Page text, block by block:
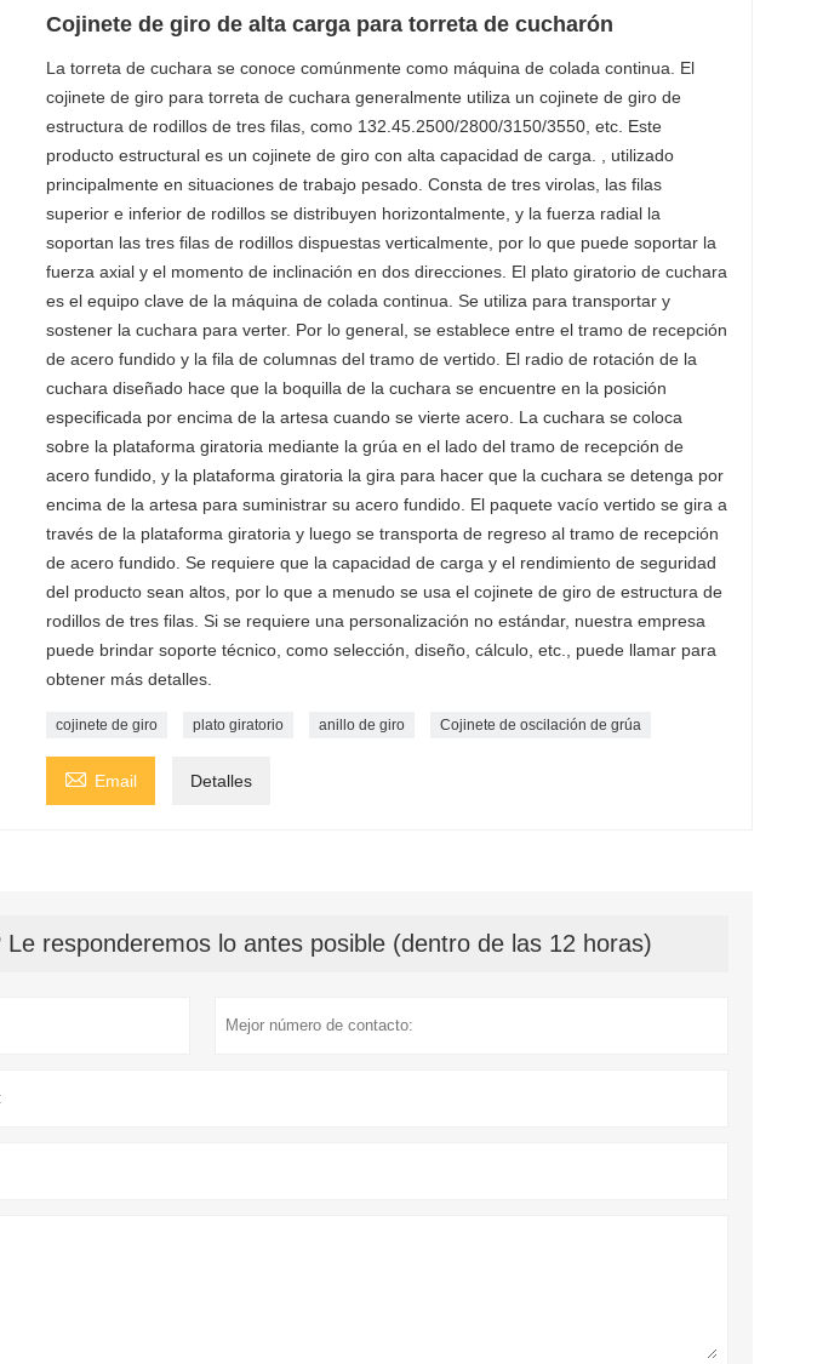
Cojinete de giro de alta carga para torreta de cucharón
La torreta de cuchara se conoce comúnmente como máquina de colada continua. El
cojinete de giro para torreta de cuchara generalmente utiliza un cojinete de giro de
estructura de rodillos de tres filas, como 132.45.2500/2800/3150/3550, etc. Este
producto estructural es un cojinete de giro con alta capacidad de carga. , utilizado
principalmente en situaciones de trabajo pesado. Consta de tres virolas, las filas
superior e inferior de rodillos se distribuyen horizontalmente, y la fuerza radial la
soportan las tres filas de rodillos dispuestas verticalmente, por lo que puede soportar la
fuerza axial y el momento de inclinación en dos direcciones. El plato giratorio de cuchara
es el equipo clave de la máquina de colada continua. Se utiliza para transportar y
sostener la cuchara para verter. Por lo general, se establece entre el tramo de recepción
de acero fundido y la fila de columnas del tramo de vertido. El radio de rotación de la
cuchara diseñado hace que la boquilla de la cuchara se encuentre en la posición
especificada por encima de la artesa cuando se vierte acero. La cuchara se coloca
sobre la plataforma giratoria mediante la grúa en el lado del tramo de recepción de
acero fundido, y la plataforma giratoria la gira para hacer que la cuchara se detenga por
encima de la artesa para suministrar su acero fundido. El paquete vacío vertido se gira a
través de la plataforma giratoria y luego se transporta de regreso al tramo de recepción
de acero fundido. Se requiere que la capacidad de carga y el rendimiento de seguridad
del producto sean altos, por lo que a menudo se usa el cojinete de giro de estructura de
rodillos de tres filas. Si se requiere una personalización no estándar, nuestra empresa
puede brindar soporte técnico, como selección, diseño, cálculo, etc., puede llamar para
obtener más detalles.
cojinete de giro plato giratorio anillo de giro Cojinete de oscilación de grúa
 Email Detalles
responderemos lo antes posible (dentro de las 12 horas)